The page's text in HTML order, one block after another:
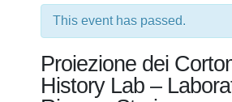
This event has passed.
Proiezione dei
History Lab –